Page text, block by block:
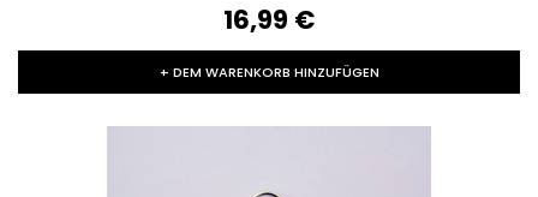
16,99‎ ‎€
+ DEM WARENKORB HINZUFÜGEN